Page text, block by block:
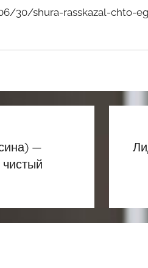
30/shura-rasskazal-chto-
—
чистый